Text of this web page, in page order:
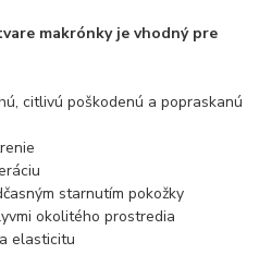
makrónky je vhodný pre
citlivú poškodenú a popraskanú
starnutím pokožky
okolitého prostredia
elasticitu